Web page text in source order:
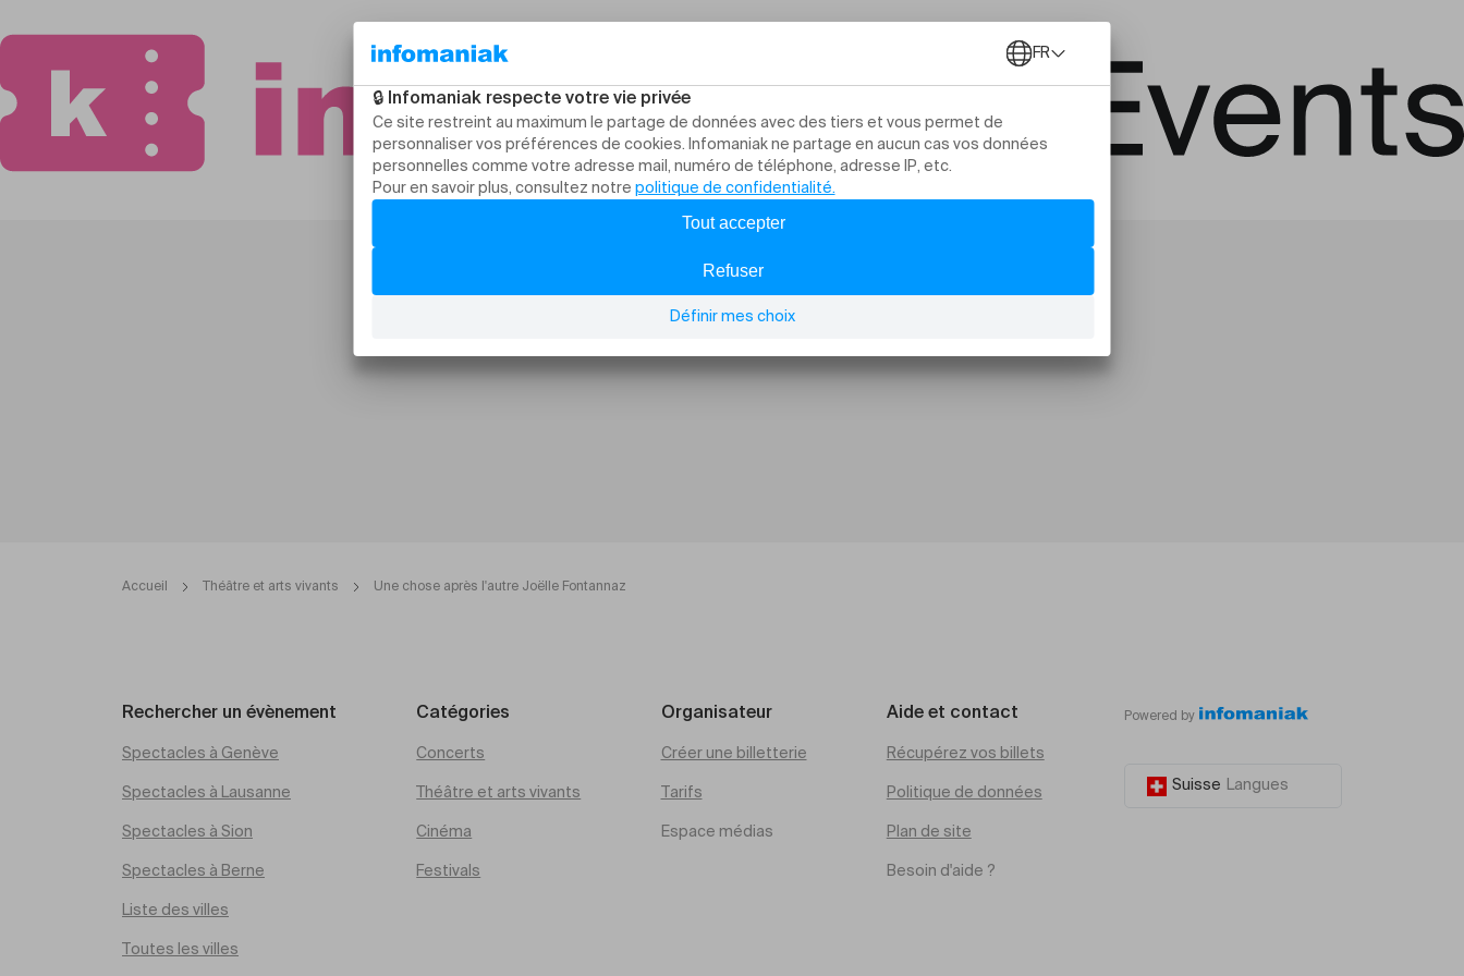
Accueil Théâtre et arts vivants Une chose après l'autre Joëlle Fontannaz
Rechercher un évènement
Spectacles à Genève
Spectacles à Lausanne
Spectacles à Sion
Spectacles à Berne
Liste des villes
Toutes les villes
Catégories
Concerts
Théâtre et arts vivants
Cinéma
Festivals
Organisateur
Créer une billetterie
Tarifs
Espace médias
Aide et contact
Récupérez vos billets
Politique de données
Plan de site
Besoin d'aide ?
Powered by
Suisse Langues